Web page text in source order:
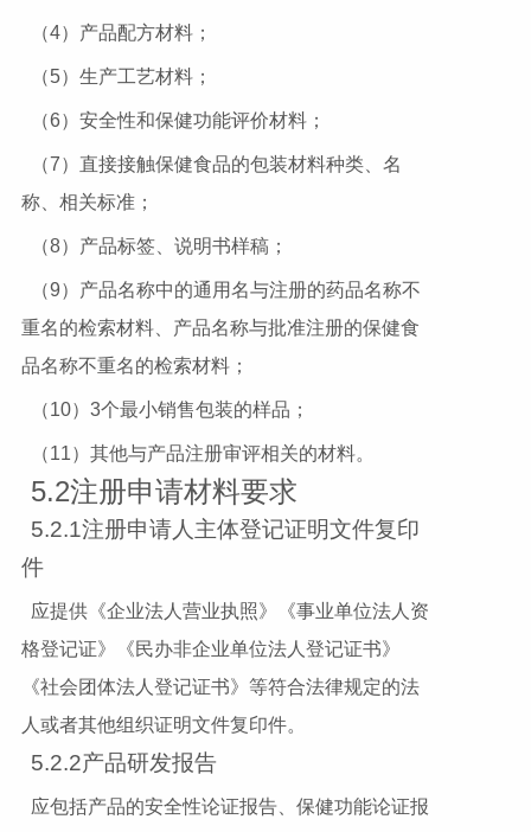
（4）产品配方材料；
（5）生产工艺材料；
（6）安全性和保健功能评价材料；
（7）直接接触保健食品的包装材料种类、名
称、相关标准；
（8）产品标签、说明书样稿；
（9）产品名称中的通用名与注册的药品名称不
重名的检索材料、产品名称与批准注册的保健食
品名称不重名的检索材料；
（10）3个最小销售包装的样品；
（11）其他与产品注册审评相关的材料。
5.2注册申请材料要求
5.2.1注册申请人主体登记证明文件复印
件
应提供《企业法人营业执照》《事业单位法人资
格登记证》《民办非企业单位法人登记证书》
《社会团体法人登记证书》等符合法律规定的法
人或者其他组织证明文件复印件。
5.2.2产品研发报告
应包括产品的安全性论证报告、保健功能论证报